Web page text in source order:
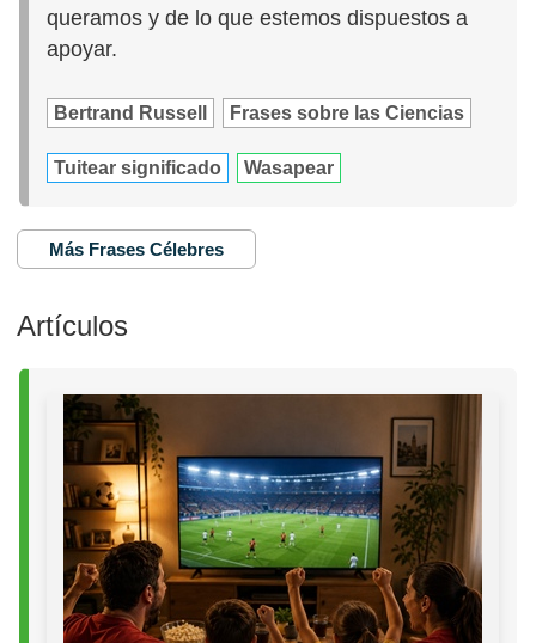
queramos y de lo que estemos dispuestos a
apoyar.
Bertrand Russell Frases sobre las Ciencias
Tuitear significado Wasapear
Más Frases Célebres
Artículos